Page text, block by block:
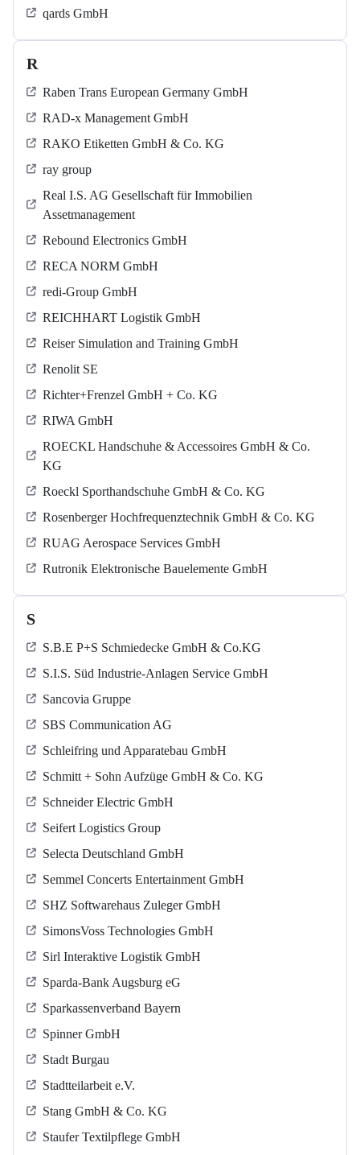
qards GmbH
R
Raben Trans European Germany GmbH
RAD-x Management GmbH
RAKO Etiketten GmbH & Co. KG
ray group
Real I.S. AG Gesellschaft für Immobilien
Assetmanagement
Rebound Electronics GmbH
RECA NORM GmbH
redi-Group GmbH
REICHHART Logistik GmbH
Reiser Simulation and Training GmbH
Renolit SE
Richter+Frenzel GmbH + Co. KG
RIWA GmbH
ROECKL Handschuhe & Accessoires GmbH & Co.
KG
Roeckl Sporthandschuhe GmbH & Co. KG
Rosenberger Hochfrequenztechnik GmbH & Co. KG
RUAG Aerospace Services GmbH
Rutronik Elektronische Bauelemente GmbH
S
S.B.E P+S Schmiedecke GmbH & Co.KG
S.I.S. Süd Industrie-Anlagen Service GmbH
Sancovia Gruppe
SBS Communication AG
Schleifring und Apparatebau GmbH
Schmitt + Sohn Aufzüge GmbH & Co. KG
Schneider Electric GmbH
Seifert Logistics Group
Selecta Deutschland GmbH
Semmel Concerts Entertainment GmbH
SHZ Softwarehaus Zuleger GmbH
SimonsVoss Technologies GmbH
Sirl Interaktive Logistik GmbH
Sparda-Bank Augsburg eG
Sparkassenverband Bayern
Spinner GmbH
Stadt Burgau
Stadtteilarbeit e.V.
Stang GmbH & Co. KG
Staufer Textilpflege GmbH